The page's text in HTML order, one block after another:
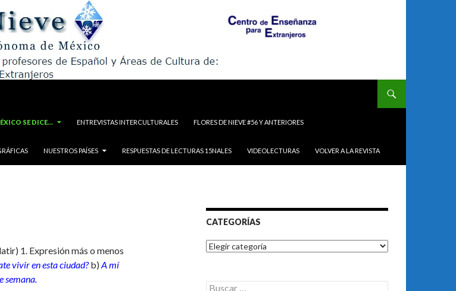
SE DICE… ENTREVISTAS INTERCULTURALES FLORES DE NIEVE #56 Y ANTERIORES
NUESTROS PAÍSES RESPUESTAS DE LECTURAS 15NALES VIDEOLECTURAS VOLVER A LA REVISTA
1. Expresión más o menos
vivir en esta ciudad?b) A mí
semana.
CATEGORÍAS
Categorías
Buscar: